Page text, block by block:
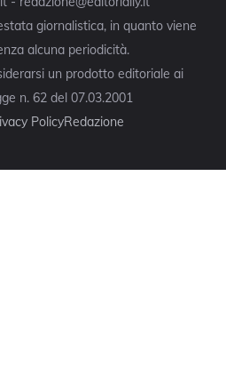
giornalistica, in quanto viene
alcuna periodicità.
un prodotto editoriale ai
n. 62 del 07.03.2001
PolicyRedazione